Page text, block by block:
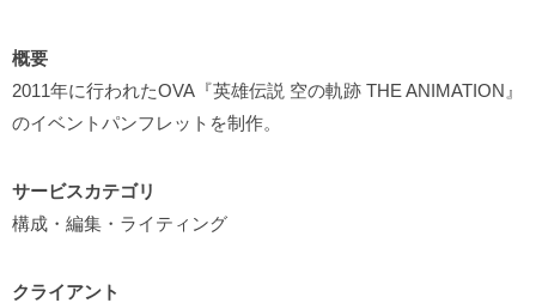
概要
2011年に行われたOVA『英雄伝説 空の軌跡 THE ANIMATION』
のイベントパンフレットを制作。
サービスカテゴリ
構成・編集・ライティング
クライアント